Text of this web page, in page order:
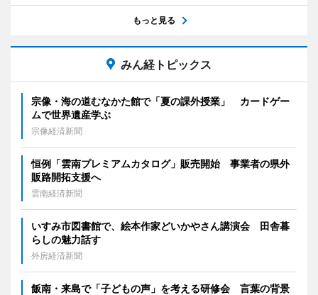
もっと見る
みん経トピックス
宗像・海の道むなかた館で「夏の課外授業」 カードゲー
ムで世界遺産学ぶ
宗像経済新聞
恒例「雲南プレミアムカタログ」販売開始 事業者の県外
販路開拓支援へ
雲南経済新聞
いすみ市図書館で、絵本作家どいかやさん講演会 田舎暮
らしの魅力話す
外房経済新聞
飯南・来島で「子どもの声」を考える研修会 言葉の背景